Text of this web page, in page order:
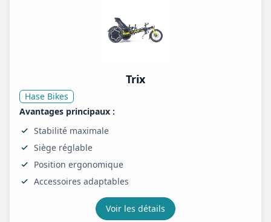
Trix
Hase Bikes
Avantages principaux :
Stabilité maximale
Siège réglable
Position ergonomique
Accessoires adaptables
Voir les détails